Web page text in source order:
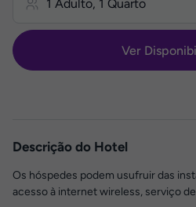
Ver
Descrição do Hotel
Os hóspedes podem usufruir das
acesso à internet wireless, serviço